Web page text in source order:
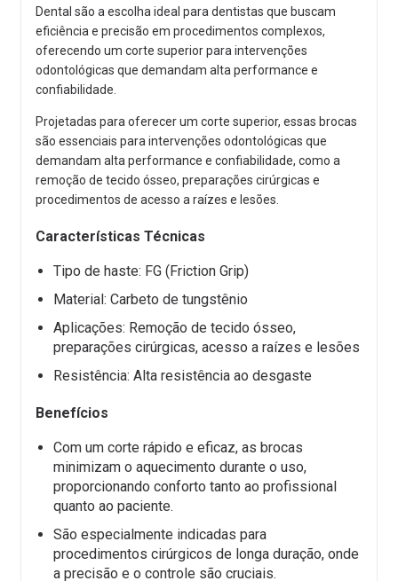
Dental são a escolha ideal para dentistas que buscam
eficiência e precisão em procedimentos complexos,
oferecendo um corte superior para intervenções
odontológicas que demandam alta performance e
confiabilidade.
Projetadas para oferecer um corte superior, essas brocas
são essenciais para intervenções odontológicas que
demandam alta performance e confiabilidade, como a
remoção de tecido ósseo, preparações cirúrgicas e
procedimentos de acesso a raízes e lesões.
Características Técnicas
Tipo de haste: FG (Friction Grip)
Material: Carbeto de tungstênio
Aplicações: Remoção de tecido ósseo,
preparações cirúrgicas, acesso a raízes e lesões
Resistência: Alta resistência ao desgaste
Benefícios
Com um corte rápido e eficaz, as brocas
minimizam o aquecimento durante o uso,
proporcionando conforto tanto ao profissional
quanto ao paciente.
São especialmente indicadas para
procedimentos cirúrgicos de longa duração, onde
a precisão e o controle são cruciais.